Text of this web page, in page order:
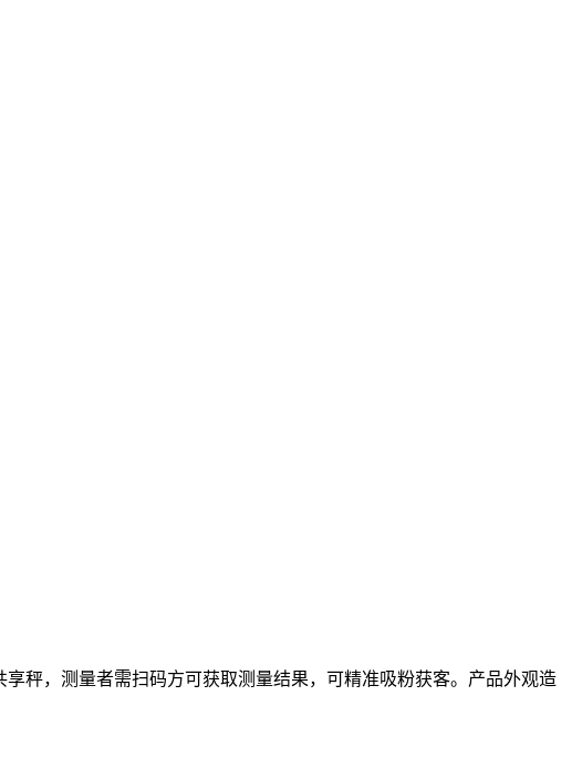
秤，测量者需扫码方可获取测量结果，可精准吸粉获客。产品外观造